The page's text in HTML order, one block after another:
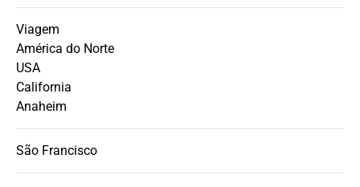
Viagem
América do Norte
USA
California
Anaheim
São Francisco